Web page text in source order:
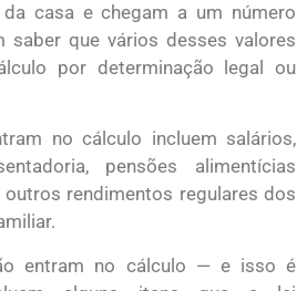
casa e chegam a um número
saber que vários desses valores
por determinação legal ou
no cálculo incluem salários,
pensões alimentícias
outros rendimentos regulares dos
entram no cálculo — e isso é